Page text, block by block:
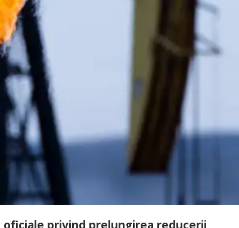
oficiale privind prelungirea reducerii